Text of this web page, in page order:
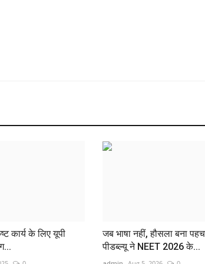
कार्य के लिए यूपी
जब भाषा नहीं, हौसला बना
पीडब्ल्यू ने NEET 2026 के...